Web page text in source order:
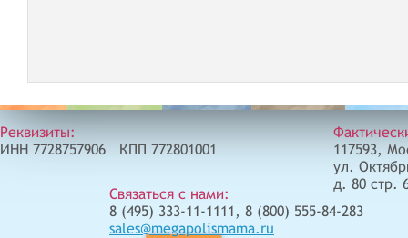
Реквизиты:
ИНН 7728757906 КПП 772801001
Связаться с нами:
8 (495) 333-11-1111, 8 (800) 555-84-283
sales@megapolismama.ru
117593,
ул.
д. 80 стр.